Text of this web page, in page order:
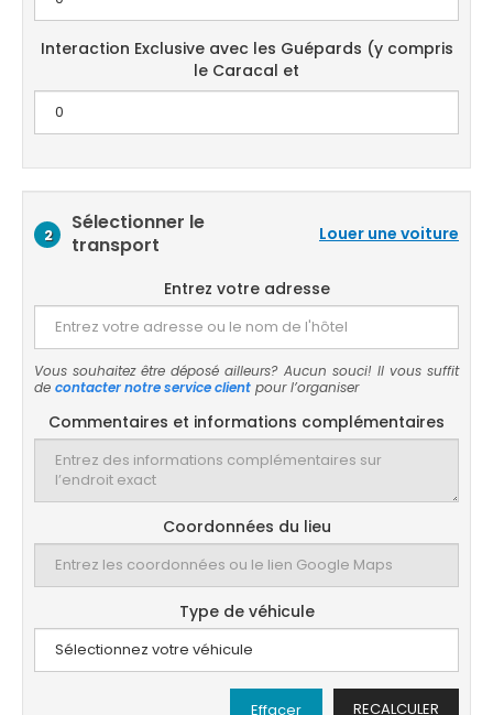
Interaction Exclusive avec les Guépards (y compris
le Caracal et
2
Sélectionner le
transport
Louer une voiture
Entrez votre adresse
Vous souhaitez être déposé ailleurs? Aucun souci! Il vous suffit
de contacter notre service client pour l’organiser
Commentaires et informations complémentaires
Coordonnées du lieu
Type de véhicule
RECALCULER
Effacer